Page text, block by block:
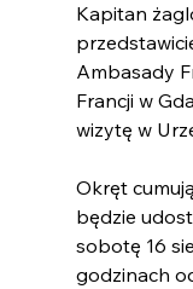
Kapitan
Ambasady
Francji w
wizytę w
Okręt
będzie
sobotę 16
godzinach